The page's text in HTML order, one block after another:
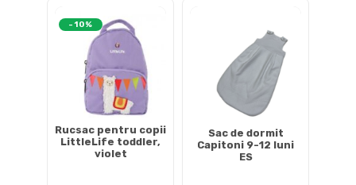
-10%
Rucsac pentru copii
LittleLife toddler,
violet
Sac de dormit
Capitoni 9-12 luni
ES